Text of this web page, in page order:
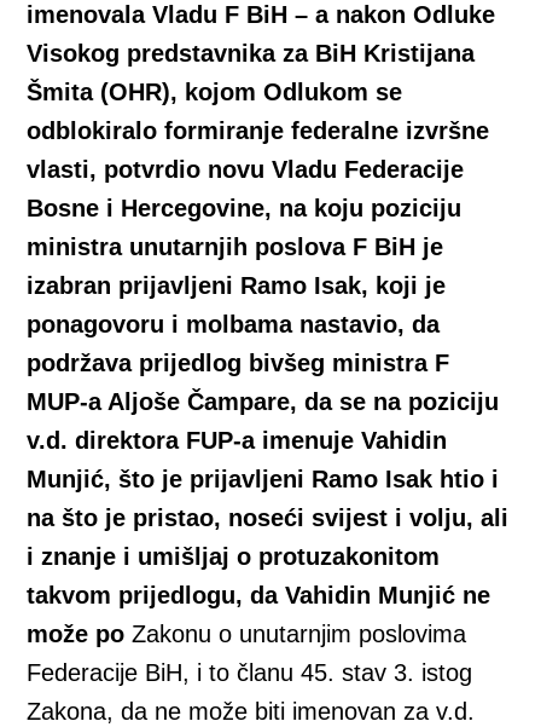
imenovala Vladu F BiH – a nakon Odluke
Visokog predstavnika za BiH Kristijana
Šmita (OHR), kojom Odlukom se
odblokiralo formiranje federalne izvršne
vlasti, potvrdio novu Vladu Federacije
Bosne i Hercegovine, na koju poziciju
ministra unutarnjih poslova F BiH je
izabran prijavljeni Ramo Isak, koji je
ponagovoru i molbama nastavio, da
podržava prijedlog bivšeg ministra F
MUP-a Aljoše Čampare, da se na poziciju
v.d. direktora FUP-a imenuje Vahidin
Munjić, što je prijavljeni Ramo Isak htio i
na što je pristao, noseći svijest i volju, ali
i znanje i umišljaj o protuzakonitom
takvom prijedlogu, da Vahidin Munjić ne
može po Zakonu o unutarnjim poslovima
Federacije BiH, i to članu 45. stav 3. istog
Zakona, da ne može biti imenovan za v.d.